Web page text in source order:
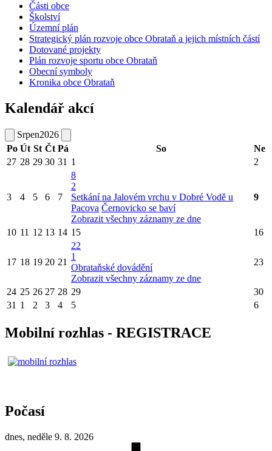
Části obce
Školství
Územní plán
Strategický plán rozvoje obce Obrataň a jejich místních částí
Dotované projekty
Plán rozvoje sportu obce Obrataň
Obecní symboly
Kronika obce Obrataň
Kalendář akcí
Srpen2026
Po Út St Čt Pá So
Ne
27 28 29 30 31 1 2
3 4 5 6 7
8
2
Setkání na Jalovém vrchu v Dobré Vodě u
Pacova Černovicko se baví
Zobrazit všechny záznamy ze dne
9
10 11 12 13 14 15 16
17 18 19 20 21
22
1
Obrataňské dovádění
Zobrazit všechny záznamy ze dne
23
24 25 26 27 28 29
30
31 1 2 3 4 5 6
Mobilní rozhlas - REGISTRACE
Počasí
dnes, neděle 9. 8. 2026